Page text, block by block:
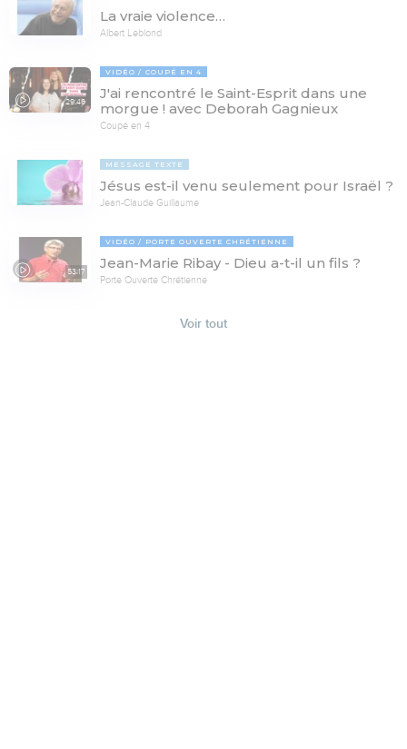
La vraie violence…
Albert Leblond
29:46
VIDÉO COUPÉ EN 4
J'ai rencontré le Saint-Esprit dans une
morgue ! avec Deborah Gagnieux
Coupé en 4
MESSAGE TEXTE
Jésus est-il venu seulement pour Israël ?
Jean-Claude Guillaume
53:17
VIDÉO PORTE OUVERTE CHRÉTIENNE
Jean-Marie Ribay - Dieu a-t-il un fils ?
Porte Ouverte Chrétienne
Voir tout